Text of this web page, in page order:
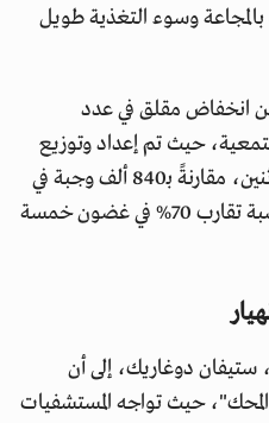
وسوء التغذية طويل
انخفاض مقلق في عدد
حيث تم إعداد وتوزيع
نحو 260 ألف وجبة فقط يوم الاثنين، مقارنةً بـ840 ألف وجبة في
الأسبوع الماضي – أي انخفاض بنسبة تقارب 70% في غضون خمسة
ستيفان دوغاريك، إلى أن
حيث تواجه المستشفيات